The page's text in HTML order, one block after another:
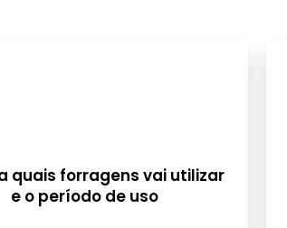
quais forragens vai utilizar
e o período de uso